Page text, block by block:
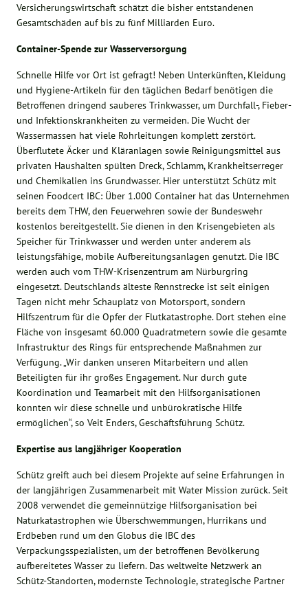
Versicherungswirtschaft schätzt die bisher entstandenen
Gesamtschäden auf bis zu fünf Milliarden Euro.
Container-Spende zur Wasserversorgung
Schnelle Hilfe vor Ort ist gefragt! Neben Unterkünften, Kleidung
und Hygiene-Artikeln für den täglichen Bedarf benötigen die
Betroffenen dringend sauberes Trinkwasser, um Durchfall-, Fieber-
und Infektionskrankheiten zu vermeiden. Die Wucht der
Wassermassen hat viele Rohrleitungen komplett zerstört.
Überflutete Äcker und Kläranlagen sowie Reinigungsmittel aus
privaten Haushalten spülten Dreck, Schlamm, Krankheitserreger
und Chemikalien ins Grundwasser. Hier unterstützt Schütz mit
seinen Foodcert IBC: Über 1.000 Container hat das Unternehmen
bereits dem THW, den Feuerwehren sowie der Bundeswehr
kostenlos bereitgestellt. Sie dienen in den Krisengebieten als
Speicher für Trinkwasser und werden unter anderem als
leistungsfähige, mobile Aufbereitungsanlagen genutzt. Die IBC
werden auch vom THW-Krisenzentrum am Nürburgring
eingesetzt. Deutschlands älteste Rennstrecke ist seit einigen
Tagen nicht mehr Schauplatz von Motorsport, sondern
Hilfszentrum für die Opfer der Flutkatastrophe. Dort stehen eine
Fläche von insgesamt 60.000 Quadratmetern sowie die gesamte
Infrastruktur des Rings für entsprechende Maßnahmen zur
Verfügung. „Wir danken unseren Mitarbeitern und allen
Beteiligten für ihr großes Engagement. Nur durch gute
Koordination und Teamarbeit mit den Hilfsorganisationen
konnten wir diese schnelle und unbürokratische Hilfe
ermöglichen“, so Veit Enders, Geschäftsführung Schütz.
Expertise aus langjähriger Kooperation
Schütz greift auch bei diesem Projekte auf seine Erfahrungen in
der langjährigen Zusammenarbeit mit Water Mission zurück. Seit
2008 verwendet die gemeinnützige Hilfsorganisation bei
Naturkatastrophen wie Überschwemmungen, Hurrikans und
Erdbeben rund um den Globus die IBC des
Verpackungsspezialisten, um der betroffenen Bevölkerung
aufbereitetes Wasser zu liefern. Das weltweite Netzwerk an
Schütz-Standorten, modernste Technologie, strategische Partner